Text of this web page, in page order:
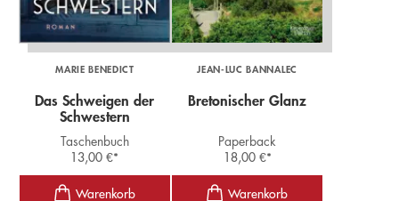
MARIE BENEDICT
Das Schweigen der
Schwestern
Taschenbuch
13,00€*
JEAN-LUC BANNALEC
Bretonischer Glanz
Paperback
18,00 €*